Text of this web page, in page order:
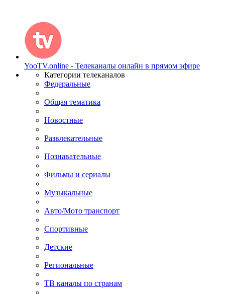
YooTV.online - Телеканалы онлайн в прямом эфире
Категории телеканалов
Федеральные
Общая тематика
Новостные
Развлекательные
Познавательные
Фильмы и сериалы
Музыкальные
Авто/Мото транспорт
Спортивные
Детские
Региональные
ТВ каналы по странам